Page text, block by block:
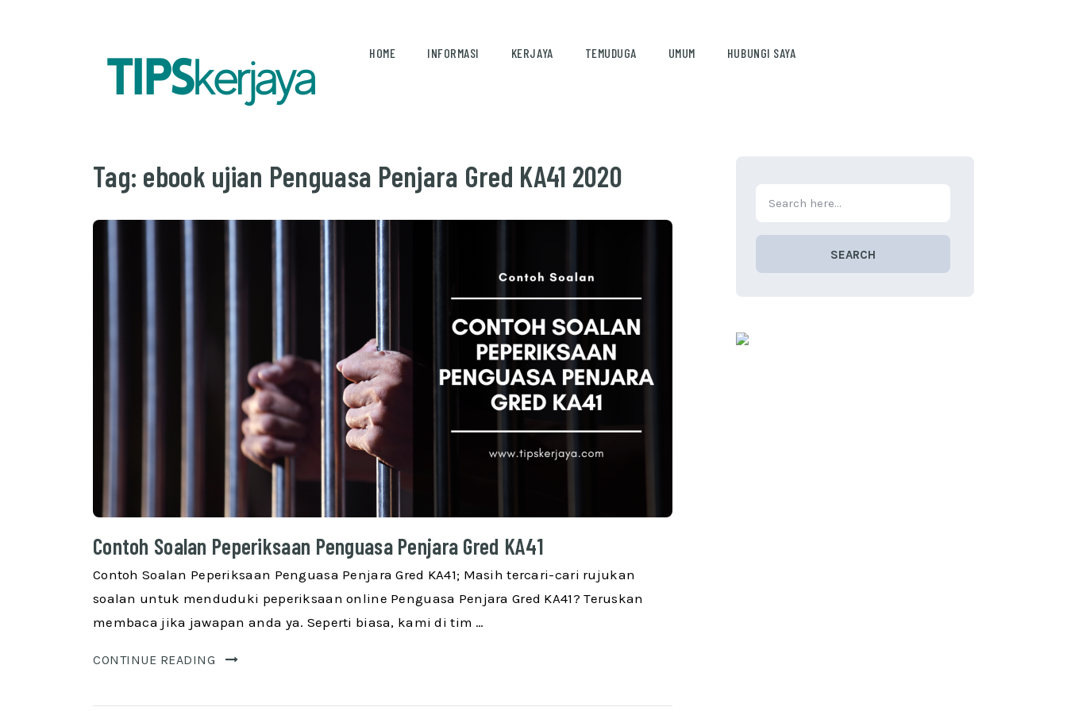
HOME INFORMASI KERJAYA TEMUDUGA UMUM HUBUNGI SAYA
Tag: ebook ujian Penguasa Penjara Gred KA41 2020
Contoh Soalan Peperiksaan Penguasa Penjara Gred KA41
Contoh Soalan Peperiksaan Penguasa Penjara Gred KA41; Masih tercari-cari rujukan
soalan untuk menduduki peperiksaan online Penguasa Penjara Gred KA41? Teruskan
membaca jika jawapan anda ya. Seperti biasa, kami di tim …
CONTINUE READING
SEARCH